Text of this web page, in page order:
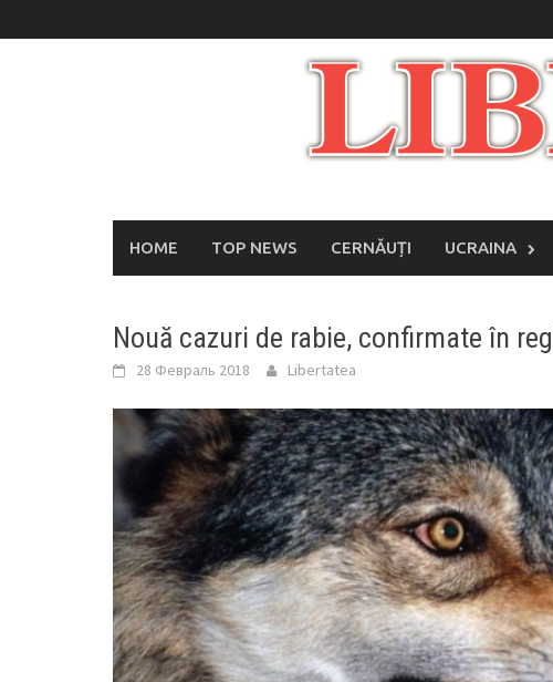
to
HOME TOP NEWS CERNĂUȚI UCRAINA
Nouă cazuri de rabie, confirmate în
28 Февраль 2018 Libertatea